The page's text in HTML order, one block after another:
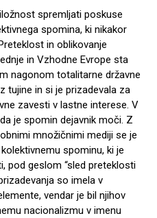
spremljati poskuse
spomina, ki nikakor
in oblikovanje
in Vzhodne Evrope sta
nagonom totalitarne državne
tujine in si je prizadevala za
zavesti v lastne interese. V
je spomin dejavnik moči. Z
množičnimi mediji se je
spominu, ki je
pod geslom “sled preteklosti
so imela v
vendar je bil njihov
nacionalizmu v imenu